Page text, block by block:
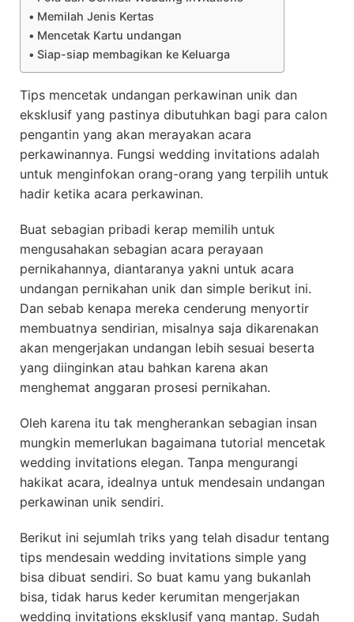
Memilah Jenis Kertas
Mencetak Kartu undangan
Siap-siap membagikan ke Keluarga
Tips mencetak undangan perkawinan unik dan
eksklusif yang pastinya dibutuhkan bagi para calon
pengantin yang akan merayakan acara
perkawinannya. Fungsi wedding invitations adalah
untuk menginfokan orang-orang yang terpilih untuk
hadir ketika acara perkawinan.
Buat sebagian pribadi kerap memilih untuk
mengusahakan sebagian acara perayaan
pernikahannya, diantaranya yakni untuk acara
undangan pernikahan unik dan simple berikut ini.
Dan sebab kenapa mereka cenderung menyortir
membuatnya sendirian, misalnya saja dikarenakan
akan mengerjakan undangan lebih sesuai beserta
yang diinginkan atau bahkan karena akan
menghemat anggaran prosesi pernikahan.
Oleh karena itu tak mengherankan sebagian insan
mungkin memerlukan bagaimana tutorial mencetak
wedding invitations elegan. Tanpa mengurangi
hakikat acara, idealnya untuk mendesain undangan
perkawinan unik sendiri.
Berikut ini sejumlah triks yang telah disadur tentang
tips mendesain wedding invitations simple yang
bisa dibuat sendiri. So buat kamu yang bukanlah
bisa, tidak harus keder kerumitan mengerjakan
wedding invitations eksklusif yang mantap. Sudah